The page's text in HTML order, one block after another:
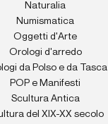
Naturalia
Numismatica
Oggetti d'Arte
Orologi d'arredo
da Polso e da Tasca
POP e Manifesti
Scultura Antica
del XIX-XX secolo